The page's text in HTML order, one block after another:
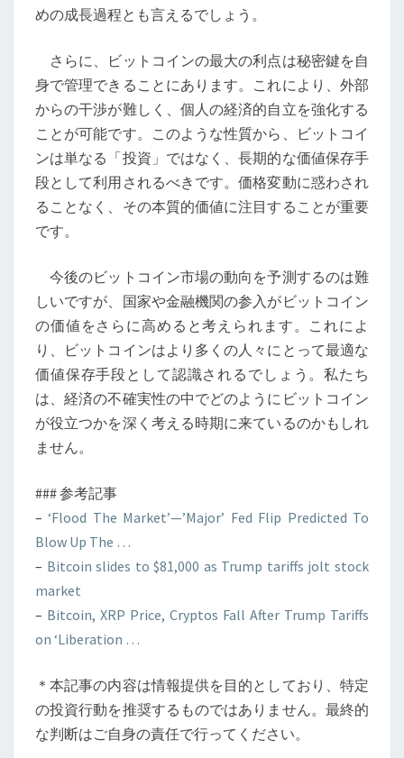
めの成長過程とも言えるでしょう。
さらに、ビットコインの最大の利点は秘密鍵を自
身で管理できることにあります。これにより、外部
からの干渉が難しく、個人の経済的自立を強化する
ことが可能です。このような性質から、ビットコイ
ンは単なる「投資」ではなく、長期的な価値保存手
段として利用されるべきです。価格変動に惑わされ
ることなく、その本質的価値に注目することが重要
です。
今後のビットコイン市場の動向を予測するのは難
しいですが、国家や金融機関の参入がビットコイン
の価値をさらに高めると考えられます。これによ
り、ビットコインはより多くの人々にとって最適な
価値保存手段として認識されるでしょう。私たち
は、経済の不確実性の中でどのようにビットコイン
が役立つかを深く考える時期に来ているのかもしれ
ません。
### 参考記事
–‘Flood The Market’—’Major’ Fed Flip Predicted To
Blow Up The …
– Bitcoin slides to $81,000 as Trump tariffs jolt stock
market
– Bitcoin, XRP Price, Cryptos Fall After Trump Tariffs
on ‘Liberation …
＊本記事の内容は情報提供を目的としており、特定
の投資行動を推奨するものではありません。最終的
な判断はご自身の責任で行ってください。